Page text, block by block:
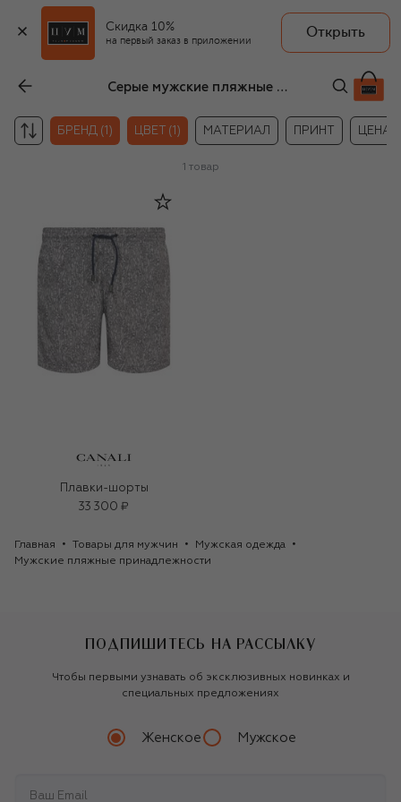
Скидка 10%
на первый заказ в приложении
Открыть
Серые мужские пляжные принадлежности Canali
БРЕНД (1) ЦВЕТ (1) МАТЕРИАЛ ПРИНТ ЦЕНА
1 товар
Плавки-шорты
33 300 ₽
Главная Товары для мужчин
Мужская одежда
Мужские пляжные принадлежности
ПОДПИШИТЕСЬ НА РАССЫЛКУ
Чтобы первыми узнавать об эксклюзивных новинках и
специальных предложениях
Женское Мужское